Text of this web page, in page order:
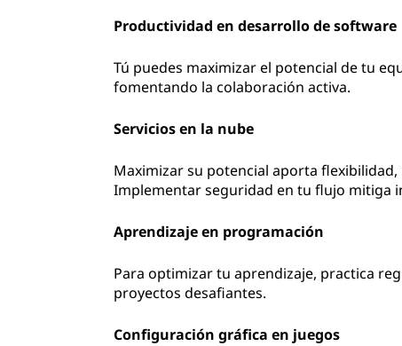
Productividad en desarrollo de software
Tú puedes maximizar el potencial de tu
fomentando la colaboración activa.
Servicios en la nube
Maximizar su potencial aporta
Implementar seguridad en tu flujo mitiga
Aprendizaje en programación
Para optimizar tu aprendizaje, practica
proyectos desafiantes.
Configuración gráfica en juegos